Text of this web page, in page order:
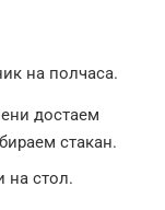
на полчаса.
достаем
стакан.
на стол.